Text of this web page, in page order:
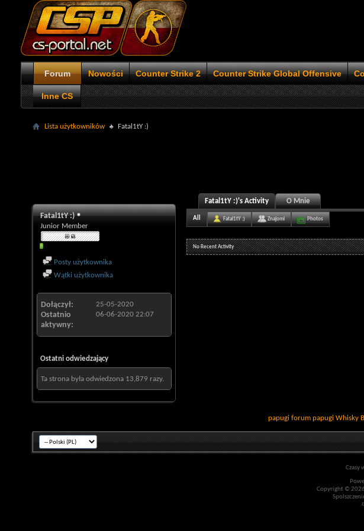
Forum Nowości Counter Strike 2 Counter Strike Global Offensive
Inne CS
Lista użytkowników Fatal1tY :)
Fatal1tY :)
Junior Member
Posty użytkownika
Wątki użytkownika
Dołączył 25-05-2020
Ostatnio
aktywny
06-06-2020 22:07
Ostatni odwiedzający
Ta strona była odwiedzona 13,879 razy.
Fatal1tY :)'s Activity O Mnie
All Fatal1tY :) Znajomi Photos
No Recent Activity
papugi forum papugi Whisky
Czasy
Copyright ©